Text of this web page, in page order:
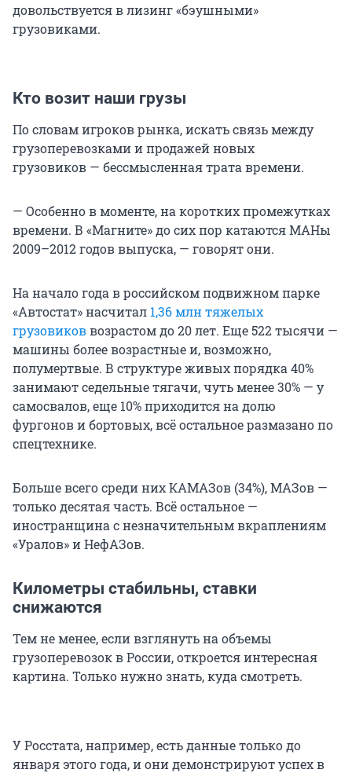
довольствуется в лизинг «бэушными»
грузовиками.
Кто возит наши грузы
По словам игроков рынка, искать связь между
грузоперевозками и продажей новых
грузовиков — бессмысленная трата времени.
— Особенно в моменте, на коротких промежутках
времени. В «Магните» до сих пор катаются МАНы
2009–2012 годов выпуска, — говорят они.
На начало года в российском подвижном парке
«Автостат» насчитал 1,36 млн тяжелых
грузовиковвозрастом до 20 лет. Еще 522 тысячи —
машины более возрастные и, возможно,
полумертвые. В структуре живых порядка 40%
занимают седельные тягачи, чуть менее 30% — у
самосвалов, еще 10% приходится на долю
фургонов и бортовых, всё остальное размазано по
спецтехнике.
Больше всего среди них КАМАЗов (34%), МАЗов —
только десятая часть. Всё остальное —
иностранщина с незначительным вкраплениям
«Уралов» и НефАЗов.
Километры стабильны, ставки
снижаются
Тем не менее, если взглянуть на объемы
грузоперевозок в России, откроется интересная
картина. Только нужно знать, куда смотреть.
У Росстата, например, есть данные только до
января этого года, и они демонстрируют успех в